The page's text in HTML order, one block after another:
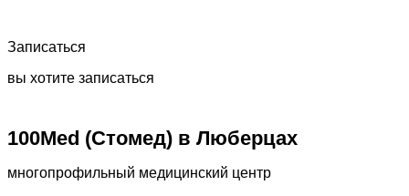
Записаться
вы хотите записаться
100Med (Стомед) в Люберцах
многопрофильный медицинский центр